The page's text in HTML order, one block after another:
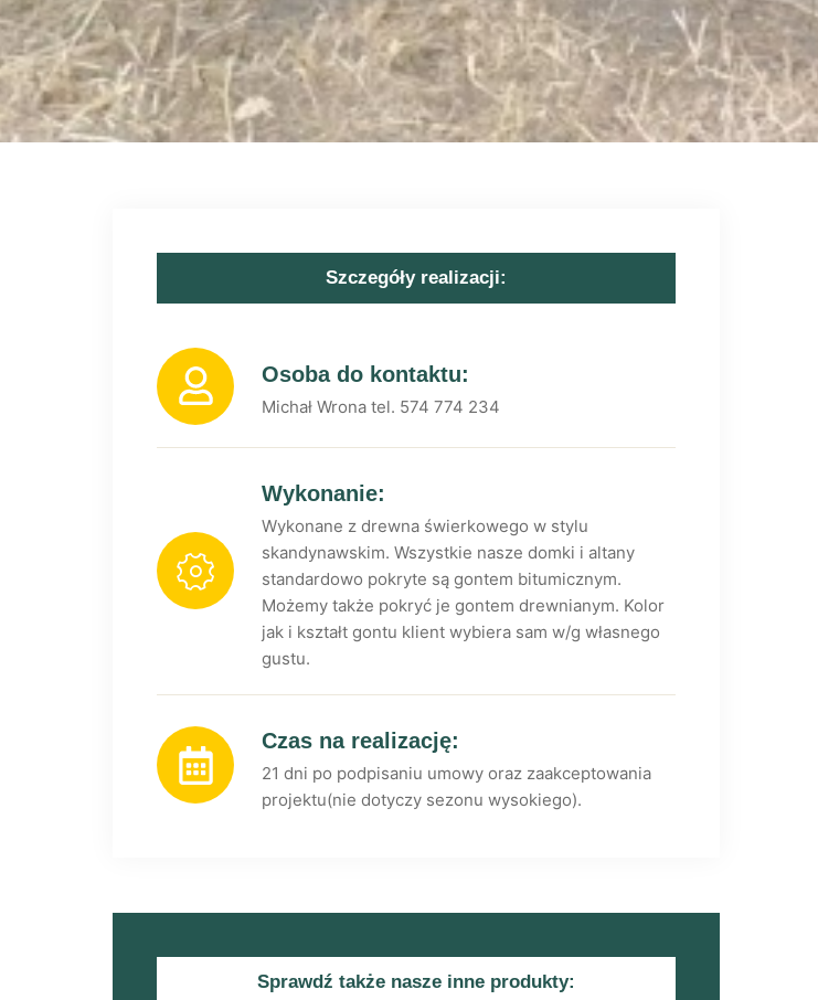
Szczegóły realizacji:
Osoba do kontaktu:
Michał Wrona tel. 574 774 234
Wykonanie:
Wykonane z drewna świerkowego w stylu
skandynawskim. Wszystkie nasze domki i altany
standardowo pokryte są gontem bitumicznym.
Możemy także pokryć je gontem drewnianym. Kolor
jak i kształt gontu klient wybiera sam w/g własnego
gustu.
Czas na realizację:
21 dni po podpisaniu umowy oraz zaakceptowania
projektu(nie dotyczy sezonu wysokiego).
Sprawdź także nasze inne produkty: